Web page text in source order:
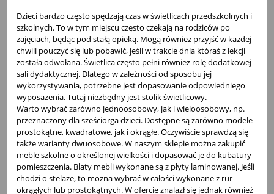
Dzieci bardzo często spędzają czas w świetlicach przedszkolnych i
szkolnych. To w tym miejscu często czekają na rodziców po
zajęciach, będąc pod stałą opieką. Mogą również przyjść w każdej
chwili pouczyć się lub pobawić, jeśli w trakcie dnia któraś z lekcji
została odwołana. Świetlica często pełni również rolę dodatkowej
sali dydaktycznej. Dlatego w zależności od sposobu jej
wykorzystywania, potrzebne jest dopasowanie odpowiedniego
wyposażenia. Tutaj niezbędny jest stolik świetlicowy.
Warto wybrać zarówno jednoosobowy, jak i wieloosobowy, np.
przeznaczony dla sześciorga dzieci. Dostępne są zarówno modele
prostokątne, kwadratowe, jak i okrągłe. Oczywiście sprawdzą się
także warianty dwuosobowe. W naszym sklepie można zakupić
meble szkolneo określonej wielkości i dopasować je do kubatury
pomieszczenia. Blaty mebli wykonane są z płyty laminowanej. Jeśli
chodzi o stelaże, to można wybrać w całości wykonane z rur
okrągłych lub prostokątnych. W ofercie znalazł się jednak również